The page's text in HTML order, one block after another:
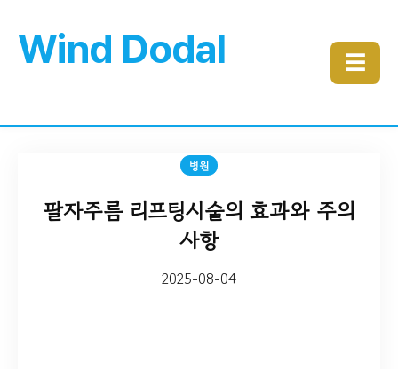
Wind Dodal ☰
병원
팔자주름 리프팅시술의 효과와 주의
사항
2025-08-04